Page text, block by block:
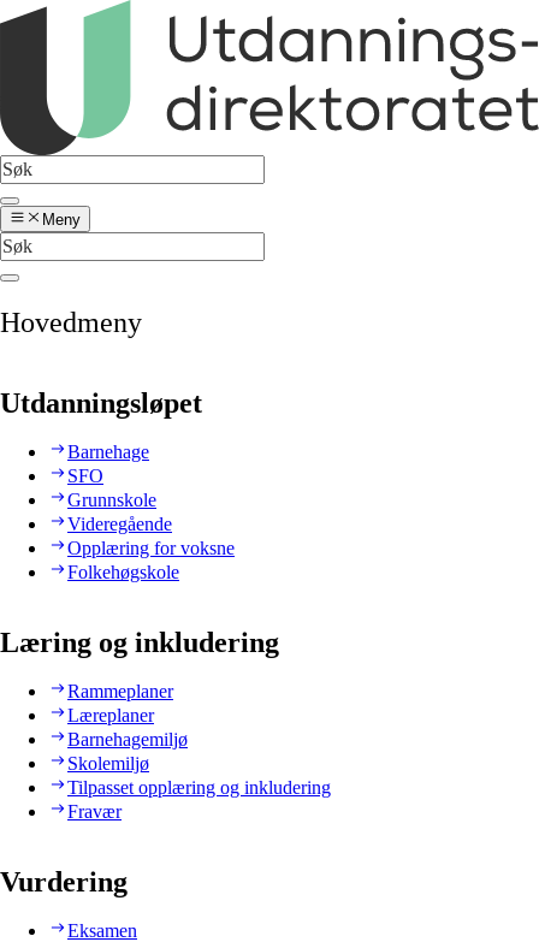
Meny
Hovedmeny
Utdanningsløpet
Barnehage
SFO
Grunnskole
Videregående
Opplæring for voksne
Folkehøgskole
Læring og inkludering
Rammeplaner
Læreplaner
Barnehagemiljø
Skolemiljø
Tilpasset opplæring og inkludering
Fravær
Vurdering
Eksamen